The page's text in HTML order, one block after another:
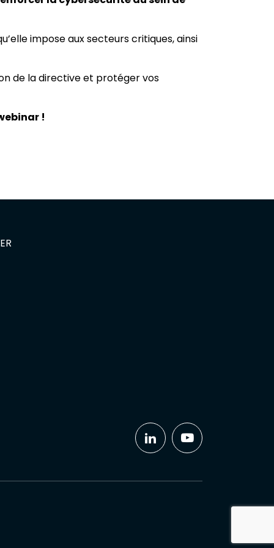
impose aux secteurs critiques, ainsi
de la directive et protéger vos
!